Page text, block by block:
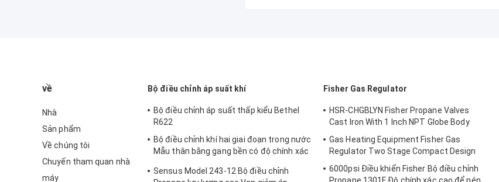
về
Nhà
Sản phẩm
Về chúng tôi
Chuyến tham quan nhà
máy
Bộ điều chỉnh áp suất khí
Bộ điều chỉnh áp suất thấp kiểu Bethel
R622
Bộ điều chỉnh khí hai giai đoạn trong nước
Mẫu thân bằng gang bền có độ chính xác
Sensus Model 243-12 Bộ điều chỉnh
Fisher Gas Regulator
HSR-CHGBLYN Fisher Propane Valves
Cast Iron With 1 Inch NPT Globe Body
Gas Heating Equipment Fisher Gas
Regulator Two Stage Compact Design
6000psi Điều khiển Fisher Bộ điều chỉnh